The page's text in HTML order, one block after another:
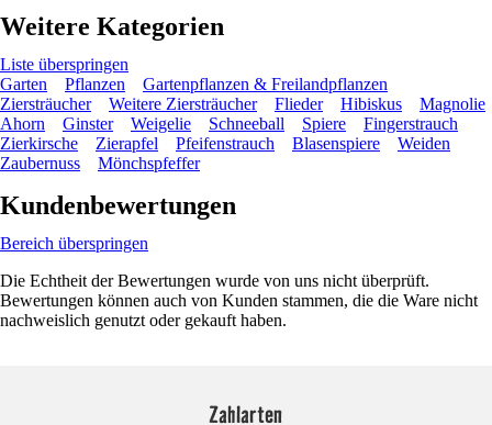
Weitere Kategorien
Liste überspringen
Garten
Pflanzen
Gartenpflanzen & Freilandpflanzen
Ziersträucher
Weitere Ziersträucher Flieder Hibiskus
Magnolie
Ahorn
Ginster Weigelie Schneeball Spiere
Fingerstrauch
Zierkirsche
Zierapfel Pfeifenstrauch Blasenspiere
Weiden
Zaubernuss
Mönchspfeffer
Kundenbewertungen
Bereich überspringen
Die Echtheit der Bewertungen wurde von uns nicht überprüft.
Bewertungen können auch von Kunden stammen, die die Ware nicht
nachweislich genutzt oder gekauft haben.
Zahlarten